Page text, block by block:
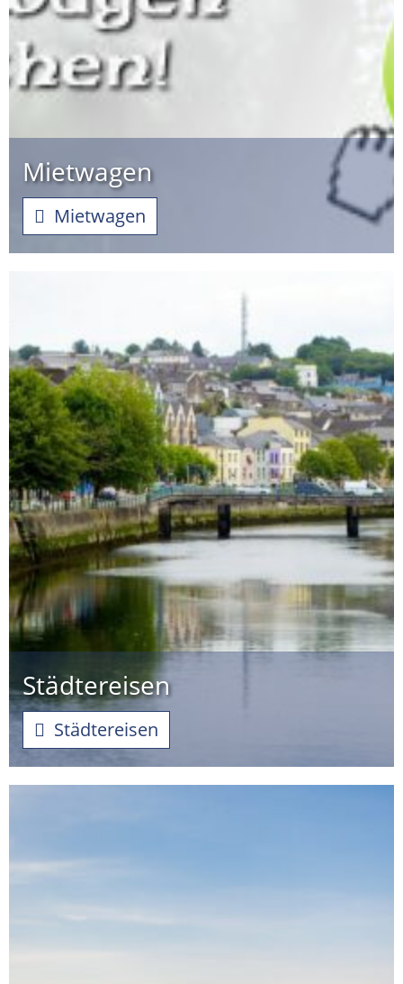
Mietwagen
Mietwagen
Städtereisen
Städtereisen